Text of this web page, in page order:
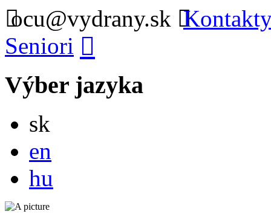
ocu@vydrany.sk
Seniori
Výber jazyka
sk
en
hu